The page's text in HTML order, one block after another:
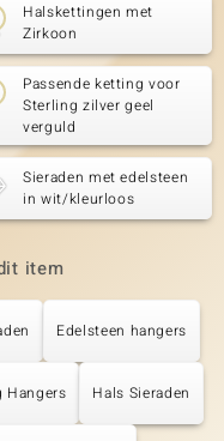
Halskettingen met
Zirkoon
Passende ketting voor
Sterling zilver geel
verguld
Sieraden met edelsteen
in wit/kleurloos
item
Edelsteen hangers
Hangers Hals Sieraden